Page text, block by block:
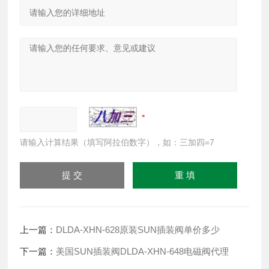
请输入计算结果（填写阿拉伯数字），如：三加四=7
上一篇： DLDA-XHN-628原装SUN插装阀单价多少
下一篇： 美国SUN插装阀DLDA-XHN-648电磁阀代理